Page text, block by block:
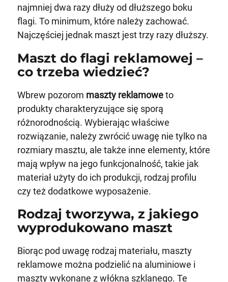
najmniej dwa razy dłuży od dłuższego boku
flagi. To minimum, które należy zachować.
Najczęściej jednak maszt jest trzy razy dłuższy.
Maszt do flagi reklamowej –
co trzeba wiedzieć?
Wbrew pozorom maszty reklamoweto
produkty charakteryzujące się sporą
różnorodnością. Wybierając właściwe
rozwiązanie, należy zwrócić uwagę nie tylko na
rozmiary masztu, ale także inne elementy, które
mają wpływ na jego funkcjonalność, takie jak
materiał użyty do ich produkcji, rodzaj profilu
czy też dodatkowe wyposażenie.
Rodzaj tworzywa, z jakiego
wyprodukowano maszt
Biorąc pod uwagę rodzaj materiału, maszty
reklamowe można podzielić na aluminiowe i
maszty wykonane z włókna szklanego. Te